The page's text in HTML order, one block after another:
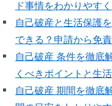
ド事情をわかりやす
自己破産と生活保護
できる？申請から免
自己破産 条件を徹底
くべきポイントと生
自己破産 期間を徹底